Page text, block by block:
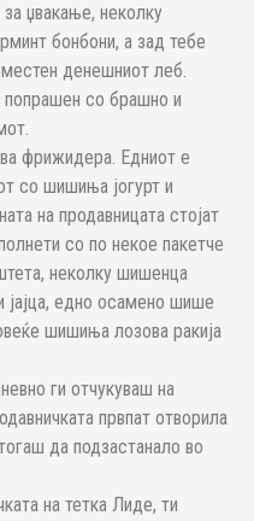
џвакање, неколку
бонбони, а зад тебе
денешниот леб.
со брашно и
фрижидера. Едниот е
со шишиња јогурт и
на продавницата стојат
со по некое пакетче
неколку шишенца
јајца, едно осамено шише
шишиња лозова ракија
ги отчукуваш на
првпат отворила
да подзастанало во
на тетка Лиде, ти